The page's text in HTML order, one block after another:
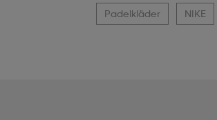
Padelkläder NIKE